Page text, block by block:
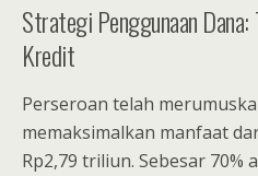
Strategi Penggunaan
Kredit
Perseroan telah
memaksimalkan manfaat
Rp2,79 triliun. Sebesar 70%